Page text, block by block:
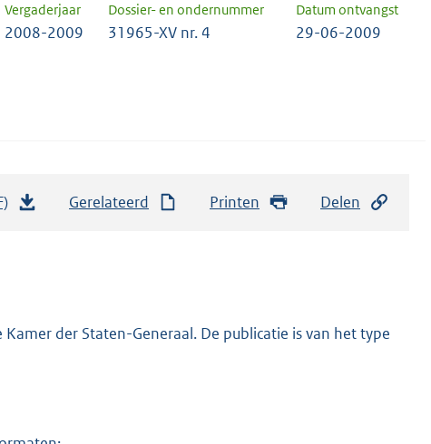
Vergaderjaar Dossier- en ondernummer Datum ontvangst
2008-2009 31965-XV nr. 4 29-06-2009
n
Gerelateerd Printen Delen
der Staten-Generaal. De publicatie is van het type